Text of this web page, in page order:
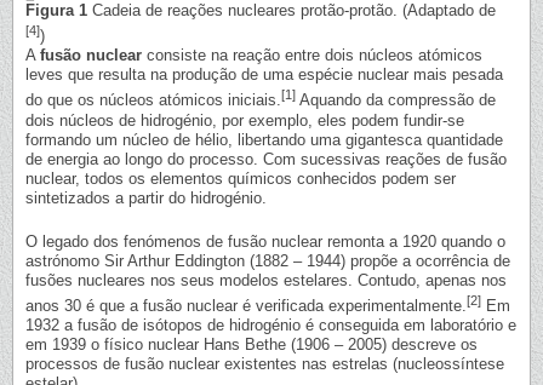
Figura 1 Cadeia de reações nucleares protão-protão. (Adaptado de
[4])
A fusão nuclear consiste na reação entre dois núcleos atómicos
leves que resulta na produção de uma espécie nuclear mais pesada
do que os núcleos atómicos iniciais.[1] Aquando da compressão de
dois núcleos de hidrogénio, por exemplo, eles podem fundir-se
formando um núcleo de hélio, libertando uma gigantesca quantidade
de energia ao longo do processo. Com sucessivas reações de fusão
nuclear, todos os elementos químicos conhecidos podem ser
sintetizados a partir do hidrogénio.
O legado dos fenómenos de fusão nuclear remonta a 1920 quando o
astrónomo Sir Arthur Eddington (1882 – 1944) propõe a ocorrência de
fusões nucleares nos seus modelos estelares. Contudo, apenas nos
anos 30 é que a fusão nuclear é verificada experimentalmente.[2] Em
1932 a fusão de isótopos de hidrogénio é conseguida em laboratório e
em 1939 o físico nuclear Hans Bethe (1906 – 2005) descreve os
processos de fusão nuclear existentes nas estrelas (nucleossíntese